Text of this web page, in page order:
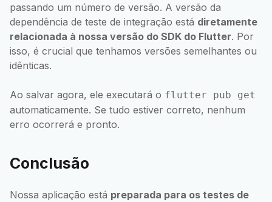
passando um número de versão. A versão da
dependência de teste de integração está diretamente
relacionada à nossa versão do SDK do Flutter. Por
isso, é crucial que tenhamos versões semelhantes ou
idênticas.
Ao salvar agora, ele executará o flutter pub get
automaticamente. Se tudo estiver correto, nenhum
erro ocorrerá e pronto.
Conclusão
Nossa aplicação está preparada para os testes de